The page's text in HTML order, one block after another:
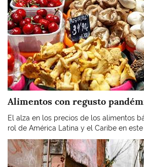
Alimentos con regusto
El alza en los precios de los alimentos
rol de América Latina y el Caribe en este
Imagen